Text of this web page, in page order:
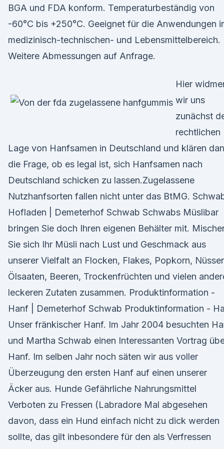
BGA und FDA konform. Temperaturbeständig von
-60°C bis +250°C. Geeignet für die Anwendungen
medizinisch-technischen- und Lebensmittelbereich.
Weitere Abmessungen auf Anfrage.
Hier
wir uns
zunächst
rechtlichen
Lage von Hanfsamen in Deutschland und klären
die Frage, ob es legal ist, sich Hanfsamen nach
Deutschland schicken zu lassen.Zugelassene
Nutzhanfsorten fallen nicht unter das BtMG.
Hofladen | Demeterhof Schwab Schwabs Müslibar
bringen Sie doch Ihren eigenen Behälter mit.
Sie sich Ihr Müsli nach Lust und Geschmack aus
unserer Vielfalt an Flocken, Flakes, Popkorn,
Ölsaaten, Beeren, Trockenfrüchten und vielen
leckeren Zutaten zusammen. Produktinformation -
Hanf | Demeterhof Schwab Produktinformation -
Unser fränkischer Hanf. Im Jahr 2004 besuchten
und Martha Schwab einen Interessanten Vortrag
Hanf. Im selben Jahr noch säten wir aus voller
Überzeugung den ersten Hanf auf einen unserer
Äcker aus. Hunde Gefährliche Nahrungsmittel
Verboten zu Fressen (Labradore Mal abgesehen
davon, dass ein Hund einfach nicht zu dick werden
sollte, das gilt inbesondere für den als Verfressen